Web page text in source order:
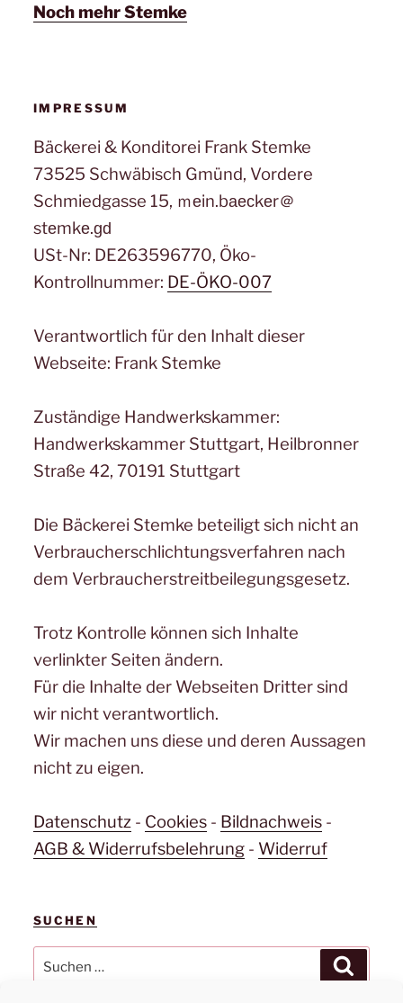
Noch mehr Stemke
IMPRESSUM
Bäckerei & Konditorei Frank Stemke
73525 Schwäbisch Gmünd, Vordere
Schmiedgasse 15, ｍеin.bаеϲkеr＠
stеmkе.ɡԁ
USt-Nr: DE263596770, Öko-
Kontrollnummer: DE-ÖKO-007
Verantwortlich für den Inhalt dieser
Webseite: Frank Stemke
Zuständige Handwerkskammer:
Handwerkskammer Stuttgart, Heilbronner
Straße 42, 70191 Stuttgart
Die Bäckerei Stemke beteiligt sich nicht an
Verbraucherschlichtungsverfahren nach
dem Verbraucherstreitbeilegungsgesetz.
Trotz Kontrolle können sich Inhalte
verlinkter Seiten ändern.
Für die Inhalte der Webseiten Dritter sind
wir nicht verantwortlich.
Wir machen uns diese und deren Aussagen
nicht zu eigen.
Datenschutz- Cookies- Bildnachweis-
AGB & Widerrufsbelehrung- Widerruf
SUCHEN
Suchen
nach: